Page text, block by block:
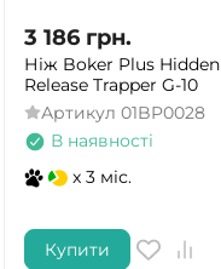
3 186 грн.
Ніж Boker Plus Hidden
Release Trapper G-10
Артикул 01BP0028
В наявності
x 3 міс.
Купити